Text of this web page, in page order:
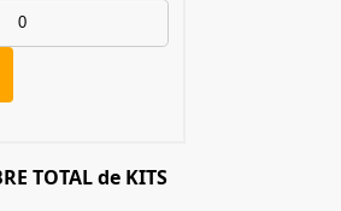
TOTAL de KITS